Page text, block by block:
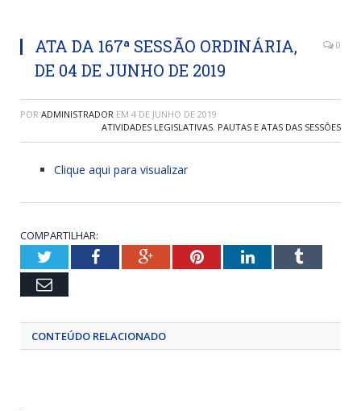
ATA DA 167ª SESSÃO ORDINÁRIA,
DE 04 DE JUNHO DE 2019
0
POR ADMINISTRADOR EM 4 DE JUNHO DE 2019
ATIVIDADES LEGISLATIVAS, PAUTAS E ATAS DAS SESSÕES
Clique aqui para visualizar
COMPARTILHAR:
TwitterFacebookGoogle+PinterestLinkedInTumblr
Email
CONTEÚDO RELACIONADO